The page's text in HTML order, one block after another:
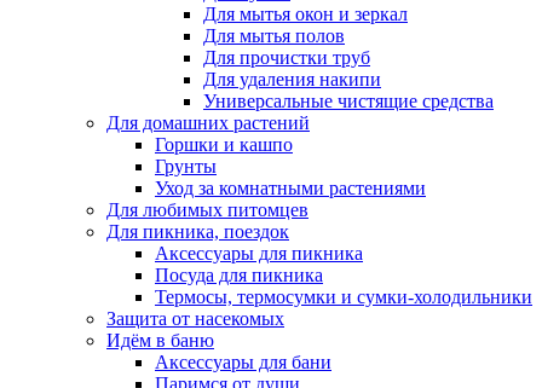
Для мытья окон и зеркал
Для мытья полов
Для прочистки труб
Для удаления накипи
Универсальные чистящие средства
Для домашних растений
Горшки и кашпо
Грунты
Уход за комнатными растениями
Для любимых питомцев
Для пикника, поездок
Аксессуары для пикника
Посуда для пикника
Термосы, термосумки и сумки-холодильники
Защита от насекомых
Идём в баню
Аксессуары для бани
Паримся от души